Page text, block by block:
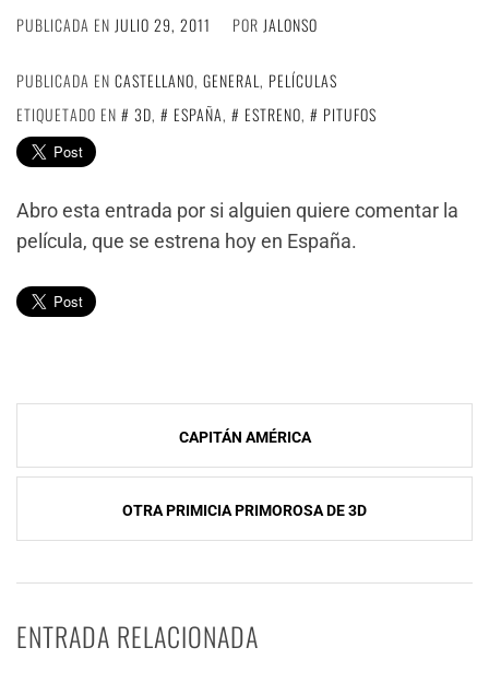
PUBLICADA EN JULIO 29, 2011 POR JALONSO
PUBLICADA EN CASTELLANO, GENERAL, PELÍCULAS
ETIQUETADO EN
3D, ESPAÑA, ESTRENO, PITUFOS
Abro esta entrada por si alguien quiere comentar la
película, que se estrena hoy en España.
Navegación
de
CAPITÁN AMÉRICA
OTRA PRIMICIA PRIMOROSA DE 3D
ENTRADA RELACIONADA